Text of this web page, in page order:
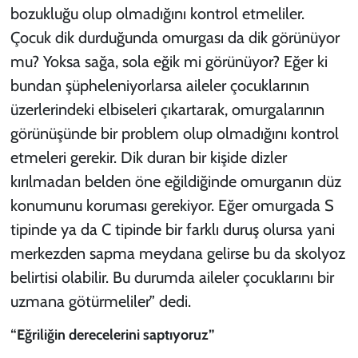
bozukluğu olup olmadığını kontrol etmeliler.
Çocuk dik durduğunda omurgası da dik görünüyor
mu? Yoksa sağa, sola eğik mi görünüyor? Eğer ki
bundan şüpheleniyorlarsa aileler çocuklarının
üzerlerindeki elbiseleri çıkartarak, omurgalarının
görünüşünde bir problem olup olmadığını kontrol
etmeleri gerekir. Dik duran bir kişide dizler
kırılmadan belden öne eğildiğinde omurganın düz
konumunu koruması gerekiyor. Eğer omurgada S
tipinde ya da C tipinde bir farklı duruş olursa yani
merkezden sapma meydana gelirse bu da skolyoz
belirtisi olabilir. Bu durumda aileler çocuklarını bir
uzmana götürmeliler” dedi.
“Eğriliğin derecelerini saptıyoruz”